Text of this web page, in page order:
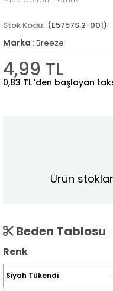
(E5757S.2-001)
Marka : Breeze
4,99 TL
0,83 TL 'den başlayan
Ürün
Beden Tablosu
Renk